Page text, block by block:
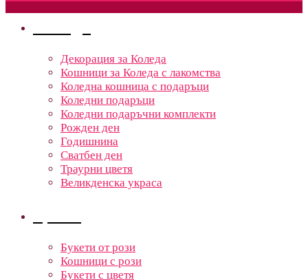
Декорация за Коледа
Кошници за Коледа с лакомства
Коледна кошница с подаръци
Коледни подаръци
Коледни подаръчни комплекти
Рожден ден
Годишнина
Сватбен ден
Траурни цветя
Великденска украса
Букети от рози
Кошници с рози
Букети с цветя